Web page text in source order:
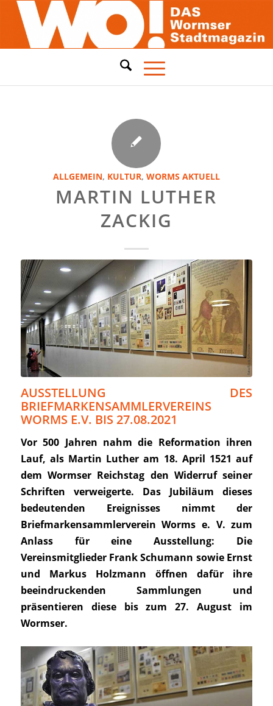
ALLGEMEIN, KULTUR, WORMS AKTUELL
MARTIN LUTHER
ZACKIG
AUSSTELLUNG DES
BRIEFMARKENSAMMLERVEREINS
WORMS E.V. BIS 27.08.2021
Vor 500 Jahren nahm die Reformation ihren
Lauf, als Martin Luther am 18. April 1521 auf
dem Wormser Reichstag den Widerruf seiner
Schriften verweigerte. Das Jubiläum dieses
bedeutenden Ereignisses nimmt der
Briefmarkensammlerverein Worms e. V. zum
Anlass für eine Ausstellung: Die
Vereinsmitglieder Frank Schumann sowie Ernst
und Markus Holzmann öffnen dafür ihre
beeindruckenden Sammlungen und
präsentieren diese bis zum 27. August im
Wormser.